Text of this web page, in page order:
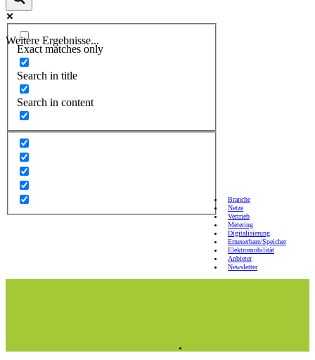
Weitere Ergebnisse...
Exact matches only
Search in title
Search in content
Branche
Netze
Vertrieb
Metering
Digitalisierung
Erneuerbare/Speicher
Elektromobilität
Anbieter
Newsletter